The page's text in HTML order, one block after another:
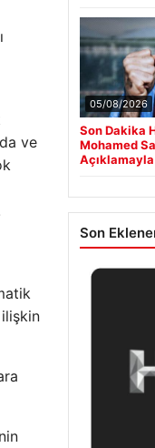
ve
ilişkin
05/08/2026
Son Dakika
Mohamed
Son